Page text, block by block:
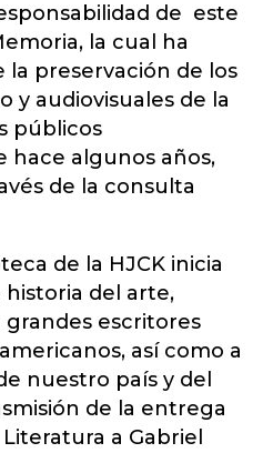
de este
la cual ha
la preservación de los
y audiovisuales de la
públicos
hace algunos años,
de la consulta
de la HJCK inicia
historia del arte,
grandes escritores
así como a
nuestro país y del
de la entrega
a Gabriel